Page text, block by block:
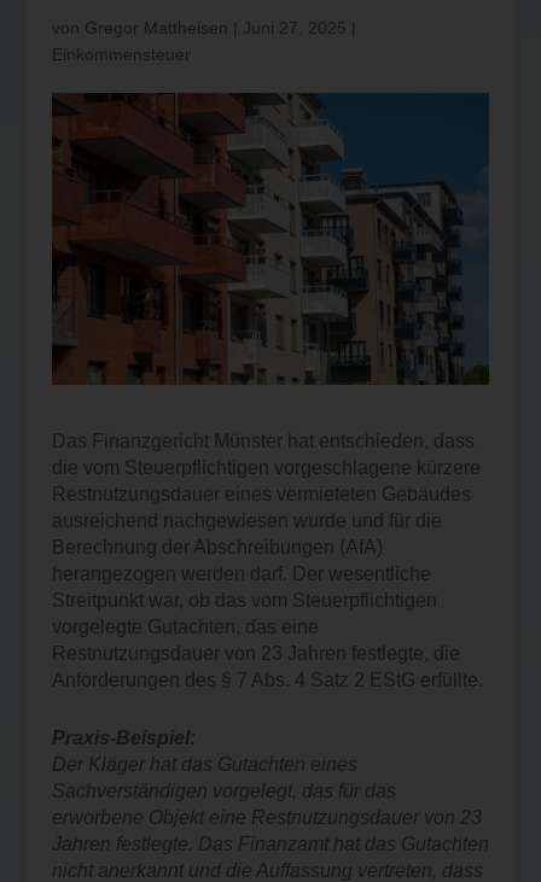
von Gregor Mattheisen Juni 27, 2025
Einkommensteuer
Das Finanzgericht Münster hat entschieden, dass
die vom Steuerpflichtigen vorgeschlagene kürzere
Restnutzungsdauer eines vermieteten Gebäudes
ausreichend nachgewiesen wurde und für die
Berechnung der Abschreibungen (AfA)
herangezogen werden darf. Der wesentliche
Streitpunkt war, ob das vom Steuerpflichtigen
vorgelegte Gutachten, das eine
Restnutzungsdauer von 23 Jahren festlegte, die
Anforderungen des § 7 Abs. 4 Satz 2 EStG erfüllte.
Praxis-Beispiel:
Der Kläger hat das Gutachten eines
Sachverständigen vorgelegt, das für das
erworbene Objekt eine Restnutzungsdauer von 23
Jahren festlegte. Das Finanzamt hat das Gutachten
nicht anerkannt und die Auffassung vertreten, dass